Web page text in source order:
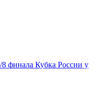
финала Кубка России у